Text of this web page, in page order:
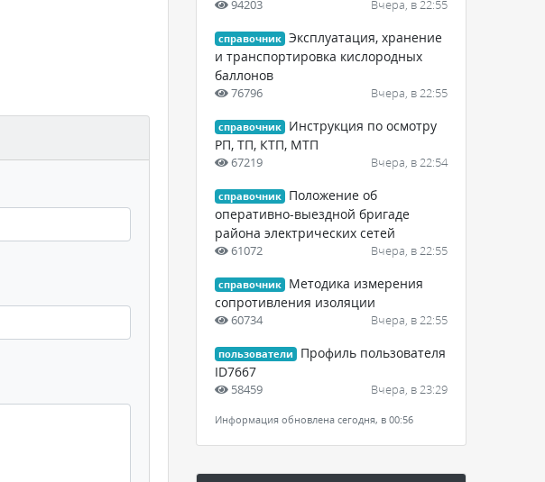
94203 Вчера, в 22:55
справочник Эксплуатация, хранение
и транспортировка кислородных
баллонов
76796 Вчера, в 22:55
справочник
Инструкция по осмотру
РП, ТП, КТП, МТП
67219 Вчера, в 22:54
справочник
Положение об
оперативно-выездной бригаде
района электрических сетей
61072 Вчера, в 22:55
справочник
Методика измерения
сопротивления изоляции
60734 Вчера, в 22:55
пользователи
Профиль пользователя
ID7667
58459 Вчера, в 23:29
Информация обновлена сегодня, в 00:56